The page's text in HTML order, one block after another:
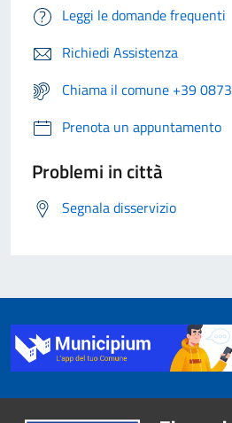
Leggi le domande frequenti
Richiedi Assistenza
Chiama il comune +39
Prenota un appuntamento
Problemi in città
Segnala disservizio